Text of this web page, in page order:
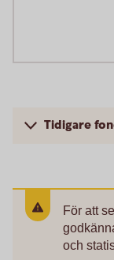
Tidigare
För att
och